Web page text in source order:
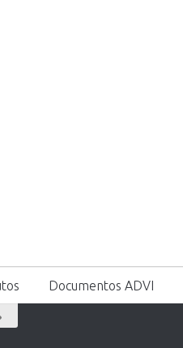
Documentos ADVI